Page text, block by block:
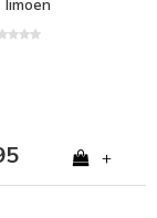
limoen
+